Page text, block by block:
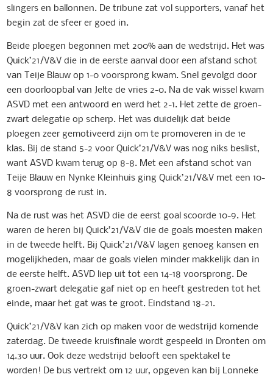
slingers en ballonnen. De tribune zat vol supporters, vanaf het
begin zat de sfeer er goed in.
Beide ploegen begonnen met 200% aan de wedstrijd. Het was
Quick’21/V&V die in de eerste aanval door een afstand schot
van Teije Blauw op 1-0 voorsprong kwam. Snel gevolgd door
een doorloopbal van Jelte de vries 2-0. Na de vak wissel kwam
ASVD met een antwoord en werd het 2-1. Het zette de groen-
zwart delegatie op scherp. Het was duidelijk dat beide
ploegen zeer gemotiveerd zijn om te promoveren in de 1e
klas. Bij de stand 5-2 voor Quick’21/V&V was nog niks beslist,
want ASVD kwam terug op 8-8. Met een afstand schot van
Teije Blauw en Nynke Kleinhuis ging Quick’21/V&V met een 10-
8 voorsprong de rust in.
Na de rust was het ASVD die de eerst goal scoorde 10-9. Het
waren de heren bij Quick’21/V&V die de goals moesten maken
in de tweede helft. Bij Quick’21/V&V lagen genoeg kansen en
mogelijkheden, maar de goals vielen minder makkelijk dan in
de eerste helft. ASVD liep uit tot een 14-18 voorsprong. De
groen-zwart delegatie gaf niet op en heeft gestreden tot het
einde, maar het gat was te groot. Eindstand 18-21.
Quick’21/V&V kan zich op maken voor de wedstrijd komende
zaterdag. De tweede kruisfinale wordt gespeeld in Dronten om
14.30 uur. Ook deze wedstrijd belooft een spektakel te
worden! De bus vertrekt om 12 uur, opgeven kan bij Lonneke